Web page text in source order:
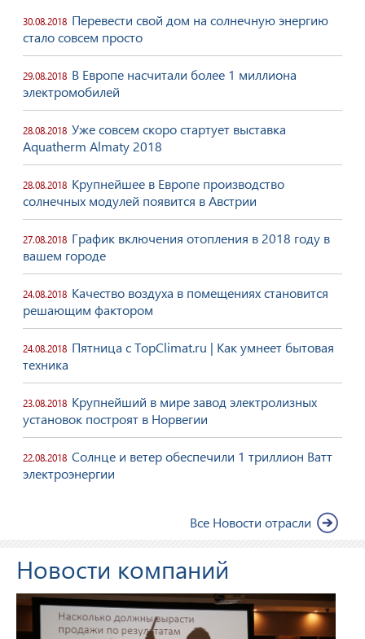
30.08.2018 Перевести свой дом на солнечную энергию
стало совсем просто
29.08.2018 В Европе насчитали более 1 миллиона
электромобилей
28.08.2018 Уже совсем скоро стартует выставка
Aquatherm Almaty 2018
28.08.2018 Крупнейшее в Европе производство
солнечных модулей появится в Австрии
27.08.2018 График включения отопления в 2018 году в
вашем городе
24.08.2018 Качество воздуха в помещениях становится
решающим фактором
24.08.2018 Пятница с TopClimat.ru | Как умнеет бытовая
техника
23.08.2018 Крупнейший в мире завод электролизных
установок построят в Норвегии
22.08.2018 Солнце и ветер обеспечили 1 триллион Ватт
электроэнергии
Все Новости отрасли
Новости компаний